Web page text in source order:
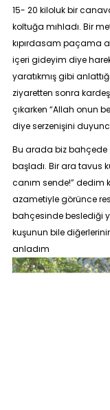
15- 20 kiloluk bir
koltuğa mıhladı. Bir
kıpırdasam paçama
içeri gideyim diye
yaratıkmış gibi
ziyaretten sonra
çıkarken “Allah onun
diye serzenişini
Bu arada biz bahçede
başladı. Bir ara tavus
canım sende!” dedim
azametiyle görünce
bahçesinde beslediği
kuşunun bile
anladım